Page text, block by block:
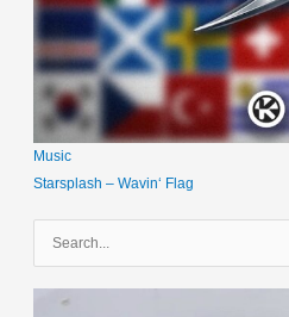
Music
Starsplash – Wavin‘ Flag
c